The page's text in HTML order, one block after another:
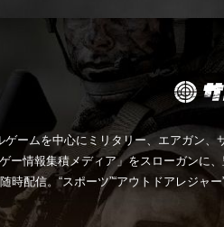
ゲームを中心にミリタリー、エアガン
ー情報集積メディア」をスローガンに
時配信。“スポーツ”“アウトドアレジャ